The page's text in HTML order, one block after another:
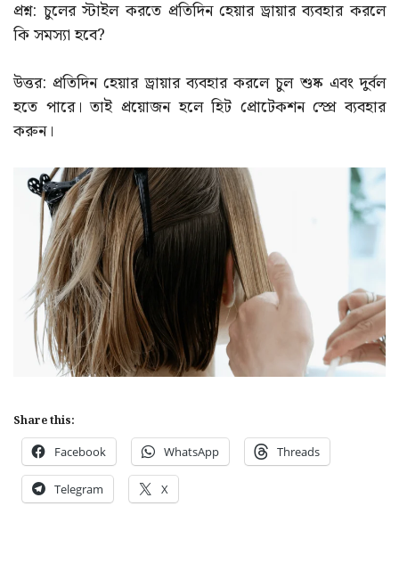
প্রশ্ন: চুলের স্টাইল করতে প্রতিদিন হেয়ার ড্রায়ার ব্যবহার করলে
কি সমস্যা হবে?
উত্তর: প্রতিদিন হেয়ার ড্রায়ার ব্যবহার করলে চুল শুষ্ক এবং দুর্বল
হতে পারে। তাই প্রয়োজন হলে হিট প্রোটেকশন স্প্রে ব্যবহার
করুন।
Share this:
Facebook WhatsApp Threads
Telegram X